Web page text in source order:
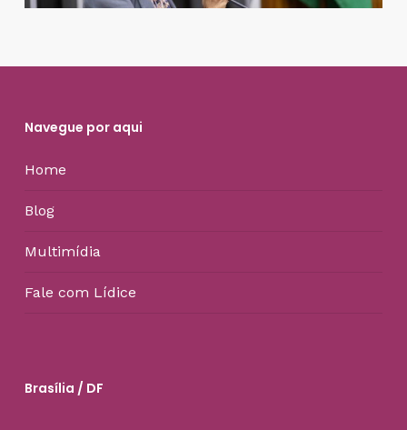
Navegue por aqui
Home
Blog
Multimídia
Fale com Lídice
Brasília / DF